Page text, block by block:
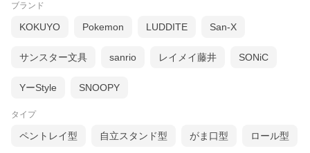
ブランド
KOKUYO Pokemon LUDDITE San-X
サンスター文具 sanrio レイメイ藤井 SONiC
YーStyle SNOOPY
タイプ
ペントレイ型 自立スタンド型 がま口型 ロール型